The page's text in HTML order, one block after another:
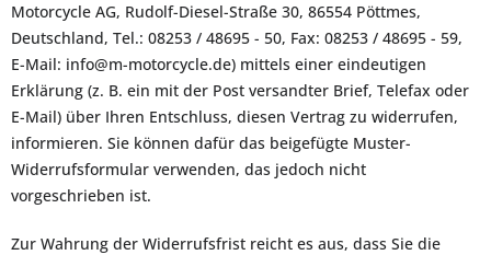
Motorcycle AG, Rudolf-Diesel-Straße 30, 86554 Pöttmes,
Deutschland, Tel.: 08253 / 48695 - 50, Fax: 08253 / 48695 - 59,
E-Mail: info@m-motorcycle.de) mittels einer eindeutigen
Erklärung (z. B. ein mit der Post versandter Brief, Telefax oder
E-Mail) über Ihren Entschluss, diesen Vertrag zu widerrufen,
informieren. Sie können dafür das beigefügte Muster-
Widerrufsformular verwenden, das jedoch nicht
vorgeschrieben ist.
Zur Wahrung der Widerrufsfrist reicht es aus, dass Sie die